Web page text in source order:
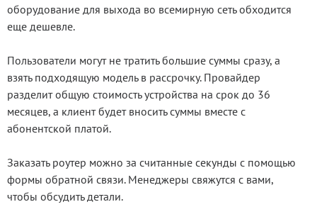
оборудование для выхода во всемирную сеть обходится
еще дешевле.
Пользователи могут не тратить большие суммы сразу, а
взять подходящую модель в рассрочку. Провайдер
разделит общую стоимость устройства на срок до 36
месяцев, а клиент будет вносить суммы вместе с
абонентской платой.
Заказать роутер можно за считанные секунды с помощью
формы обратной связи. Менеджеры свяжутся с вами,
чтобы обсудить детали.